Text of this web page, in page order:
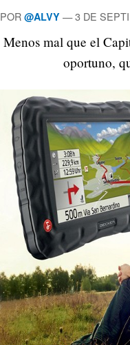
POR @ALVY —3 DE
Menos mal que el
oportuno,